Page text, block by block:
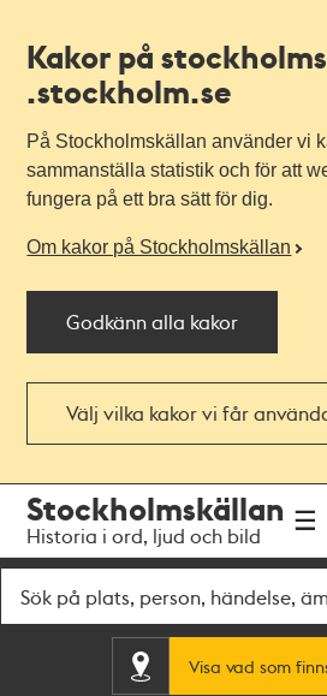
Kakor på
.stockholm.se
På Stockholmskällan använder vi
sammanställa statistik och för att
fungera på ett bra sätt för dig.
Om kakor på Stockholmskällan
Godkänn alla kakor
Välj vilka kakor vi får
navigationen
huvudinnehållet
Stockholmskällan
Historia i ord, ljud och bild
Visa vad som